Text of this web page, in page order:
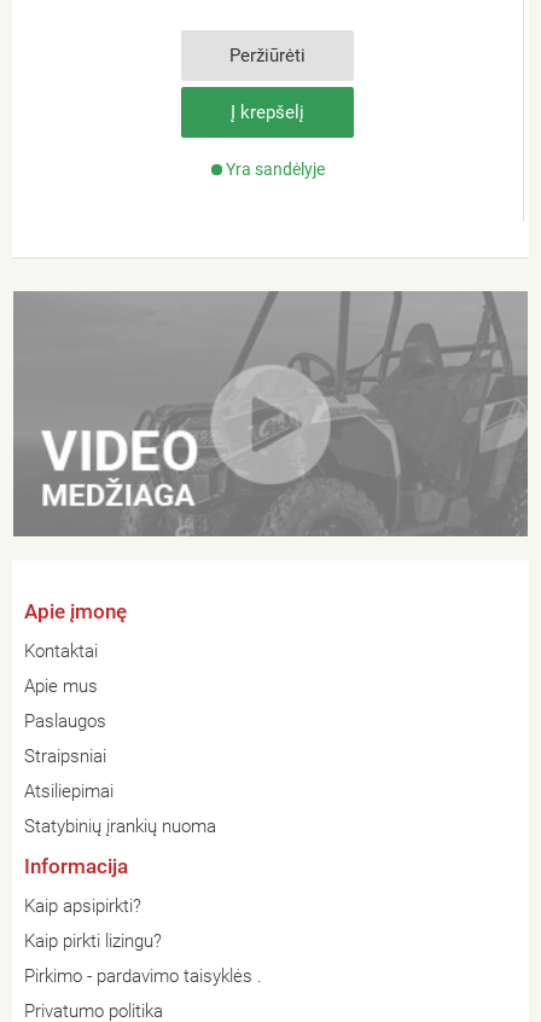
Peržiūrėti
Į krepšelį
Yra sandėlyje
Apie įmonę
Kontaktai
Apie mus
Paslaugos
Straipsniai
Atsiliepimai
Statybinių įrankių nuoma
Informacija
Kaip apsipirkti?
Kaip pirkti lizingu?
Pirkimo - pardavimo taisyklės .
Privatumo politika